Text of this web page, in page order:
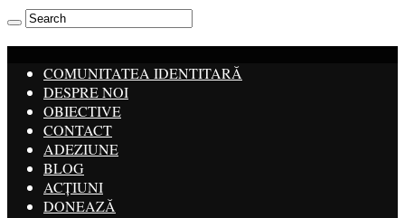
COMUNITATEA IDENTITARĂ
DESPRE NOI
OBIECTIVE
CONTACT
ADEZIUNE
BLOG
ACȚIUNI
DONEAZĂ